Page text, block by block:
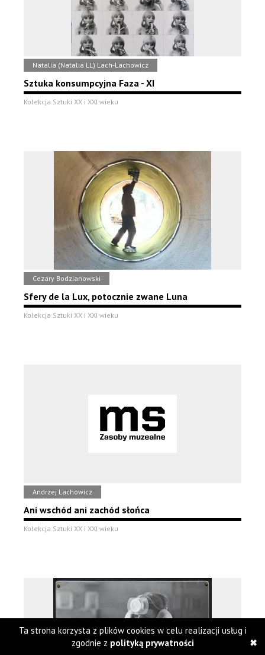
Natalia (Natalia LL) Lach-Lachowicz
Sztuka konsumpcyjna Faza - XI
Kolekcja Sztuki XX i XXI wieku
Cezary Bodzianowski
Sfery de la Lux, potocznie zwane Luna
Kolekcja Sztuki XX i XXI wieku
Andrzej Lachowicz
Ani wschód ani zachód słońca
Kolekcja Sztuki XX i XXI wieku
Ta strona korzysta z plików cookies w celu realizacji usług i
zgodnie z polityką prywatności